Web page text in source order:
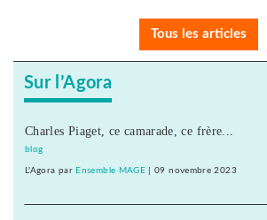
Tous les articles
Sur l’Agora
Charles Piaget, ce camarade, ce frère...
blog
L'Agora par Ensemble MAGE |09 novembre 2023